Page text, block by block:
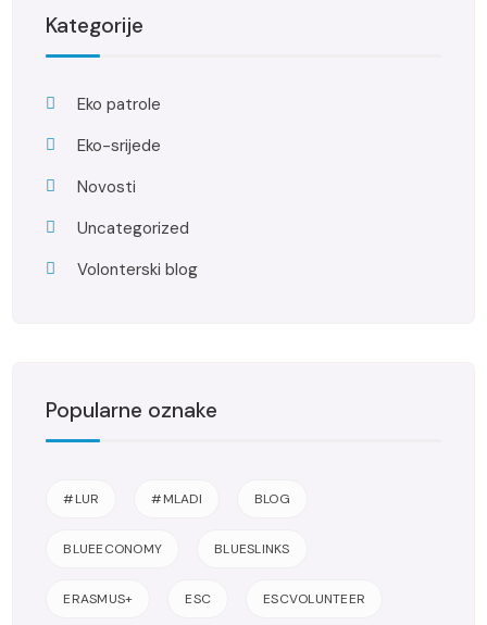
Kategorije
Eko patrole
Eko-srijede
Novosti
Uncategorized
Volonterski blog
Popularne oznake
#LUR #MLADI BLOG
BLUEECONOMY BLUESLINKS
ERASMUS+ ESC ESCVOLUNTEER